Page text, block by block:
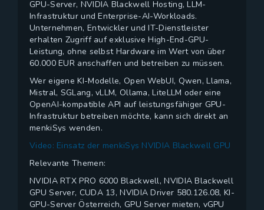
GPU-Server, NVIDIA Blackwell Hosting, LLM-
Infrastruktur und Enterprise-AI-Workloads.
Unternehmen, Entwickler und IT-Dienstleister
erhalten Zugriff auf exklusive High-End-GPU-
Leistung, ohne selbst Hardware im Wert von über
60.000 EUR anschaffen und betreiben zu müssen.
Wer eigene KI-Modelle, Open WebUI, Qwen, Llama,
Mistral, SGLang, vLLM, Ollama, LiteLLM oder eine
OpenAI-kompatible API auf leistungsfähiger GPU-
Infrastruktur betreiben möchte, kann sich direkt an
menkiSys wenden.
Video: Einsatz der menkiSys NVIDIA Blackwell GPU
Relevante Themen:
NVIDIA RTX PRO 6000 Blackwell, NVIDIA Blackwell
GPU Server, CUDA 13, NVIDIA Driver 580.126.08, KI-
GPU-Server Österreich, GPU Server mieten, vGPU